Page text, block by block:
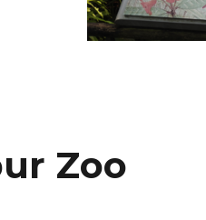
Zoo